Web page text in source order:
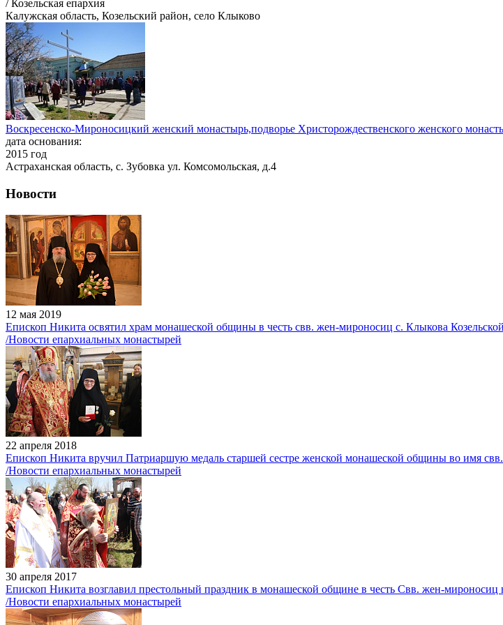
/ Козельская епархия
Калужская область, Козельский район, село Клыково
Воскресенско-Мироносицкий женский монастырь,подворье Христорождественского женского
дата основания:
2015 год
Астраханская область, с. Зубовка ул. Комсомольская, д.4
Новости
12 мая 2019
Епископ Никита освятил храм монашеской общины в честь свв. жен-мироносиц с. Клыкова
/Новости епархиальных монастырей
22 апреля 2018
Епископ Никита вручил Патриаршую медаль старшей сестре женской монашеской общины во имя
/Новости епархиальных монастырей
30 апреля 2017
Епископ Никита возглавил престольный праздник в монашеской общине в честь Свв. жен-мироносиц
/Новости епархиальных монастырей